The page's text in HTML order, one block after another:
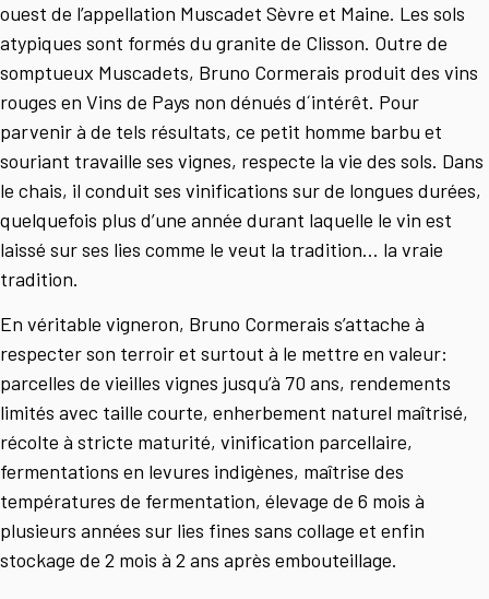
ouest de l’appellation Muscadet Sèvre et Maine. Les sols
atypiques sont formés du granite de Clisson. Outre de
somptueux Muscadets, Bruno Cormerais produit des vins
rouges en Vins de Pays non dénués d´intérêt. Pour
parvenir à de tels résultats, ce petit homme barbu et
souriant travaille ses vignes, respecte la vie des sols. Dans
le chais, il conduit ses vinifications sur de longues durées,
quelquefois plus d’une année durant laquelle le vin est
laissé sur ses lies comme le veut la tradition… la vraie
tradition.
En véritable vigneron, Bruno Cormerais s’attache à
respecter son terroir et surtout à le mettre en valeur:
parcelles de vieilles vignes jusqu’à 70 ans, rendements
limités avec taille courte, enherbement naturel maîtrisé,
récolte à stricte maturité, vinification parcellaire,
fermentations en levures indigènes, maîtrise des
températures de fermentation, élevage de 6 mois à
plusieurs années sur lies fines sans collage et enfin
stockage de 2 mois à 2 ans après embouteillage.